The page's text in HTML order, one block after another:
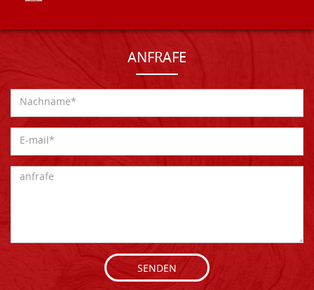
ANFRAFE
SENDEN